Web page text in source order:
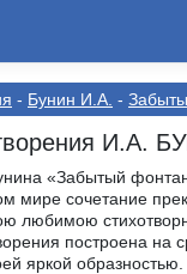
- Бунин И.А. -
И.А.
«Забытый
мире сочетание
любимою
построена на
яркой